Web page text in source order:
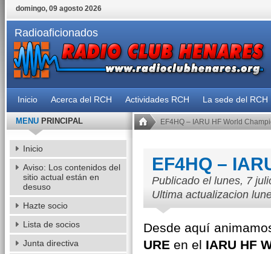
domingo, 09 agosto 2026
Radioaficionados
Inicio Acerca del RCH Actividades RCH La sede del RCH
EF4HQ – IARU HF World
EF4HQ –
Publicado el lunes, 7
Ultima actualizacion
Desde aquí
UREen el IARU HF
MENUPRINCIPAL
Inicio
Aviso: Los contenidos del
sitio actual están en
desuso
Hazte socio
Lista de socios
Junta directiva